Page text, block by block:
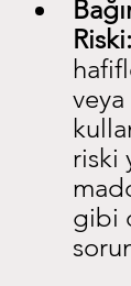
Riski:
riski
gibi